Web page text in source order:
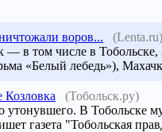
воров...
(Lenta.ru)
в том числе в Тобольске,
«Белый лебедь»),
Козловка
(Тобольск.ру)
утонувшего. В Тобольске
газета "Тобольская